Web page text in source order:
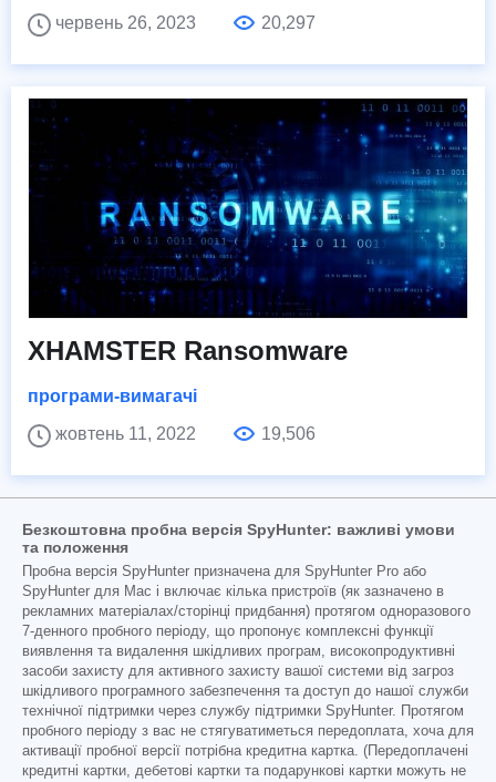
червень 26, 2023 20,297
XHAMSTER Ransomware
програми-вимагачі
жовтень 11, 2022
19,506
Безкоштовна пробна версія SpyHunter: важливі умови
та положення
Пробна версія SpyHunter призначена для SpyHunter Pro або
SpyHunter для Mac і включає кілька пристроїв (як зазначено в
рекламних матеріалах/сторінці придбання) протягом одноразового
7-денного пробного періоду, що пропонує комплексні функції
виявлення та видалення шкідливих програм, високопродуктивні
засоби захисту для активного захисту вашої системи від загроз
шкідливого програмного забезпечення та доступ до нашої служби
технічної підтримки через службу підтримки SpyHunter. Протягом
пробного періоду з вас не стягуватиметься передоплата, хоча для
активації пробної версії потрібна кредитна картка. (Передоплачені
кредитні картки, дебетові картки та подарункові картки можуть не